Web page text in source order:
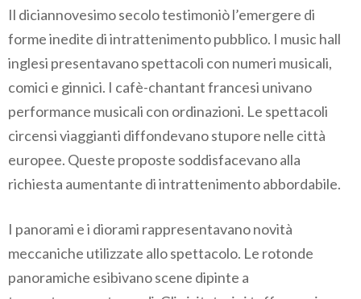
Il diciannovesimo secolo testimoniò l’emergere di
forme inedite di intrattenimento pubblico. I music hall
inglesi presentavano spettacoli con numeri musicali,
comici e ginnici. I cafè-chantant francesi univano
performance musicali con ordinazioni. Le spettacoli
circensi viaggianti diffondevano stupore nelle città
europee. Queste proposte soddisfacevano alla
richiesta aumentante di intrattenimento abbordabile.
I panorami e i diorami rappresentavano novità
meccaniche utilizzate allo spettacolo. Le rotonde
panoramiche esibivano scene dipinte a